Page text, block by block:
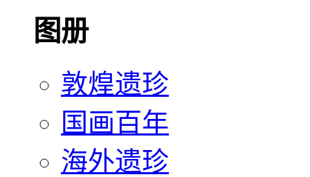
图册
敦煌遗珍
国画百年
海外遗珍